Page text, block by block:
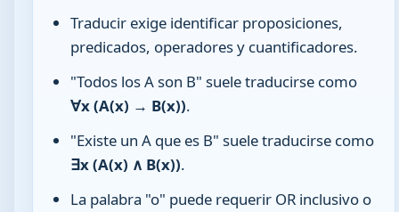
Traducir exige identificar proposiciones,
predicados, operadores y cuantificadores.
"Todos los A son B" suele traducirse como
∀x (A(x) → B(x)).
"Existe un A que es B" suele traducirse como
∃x (A(x) ∧ B(x)).
La palabra "o" puede requerir OR inclusivo o